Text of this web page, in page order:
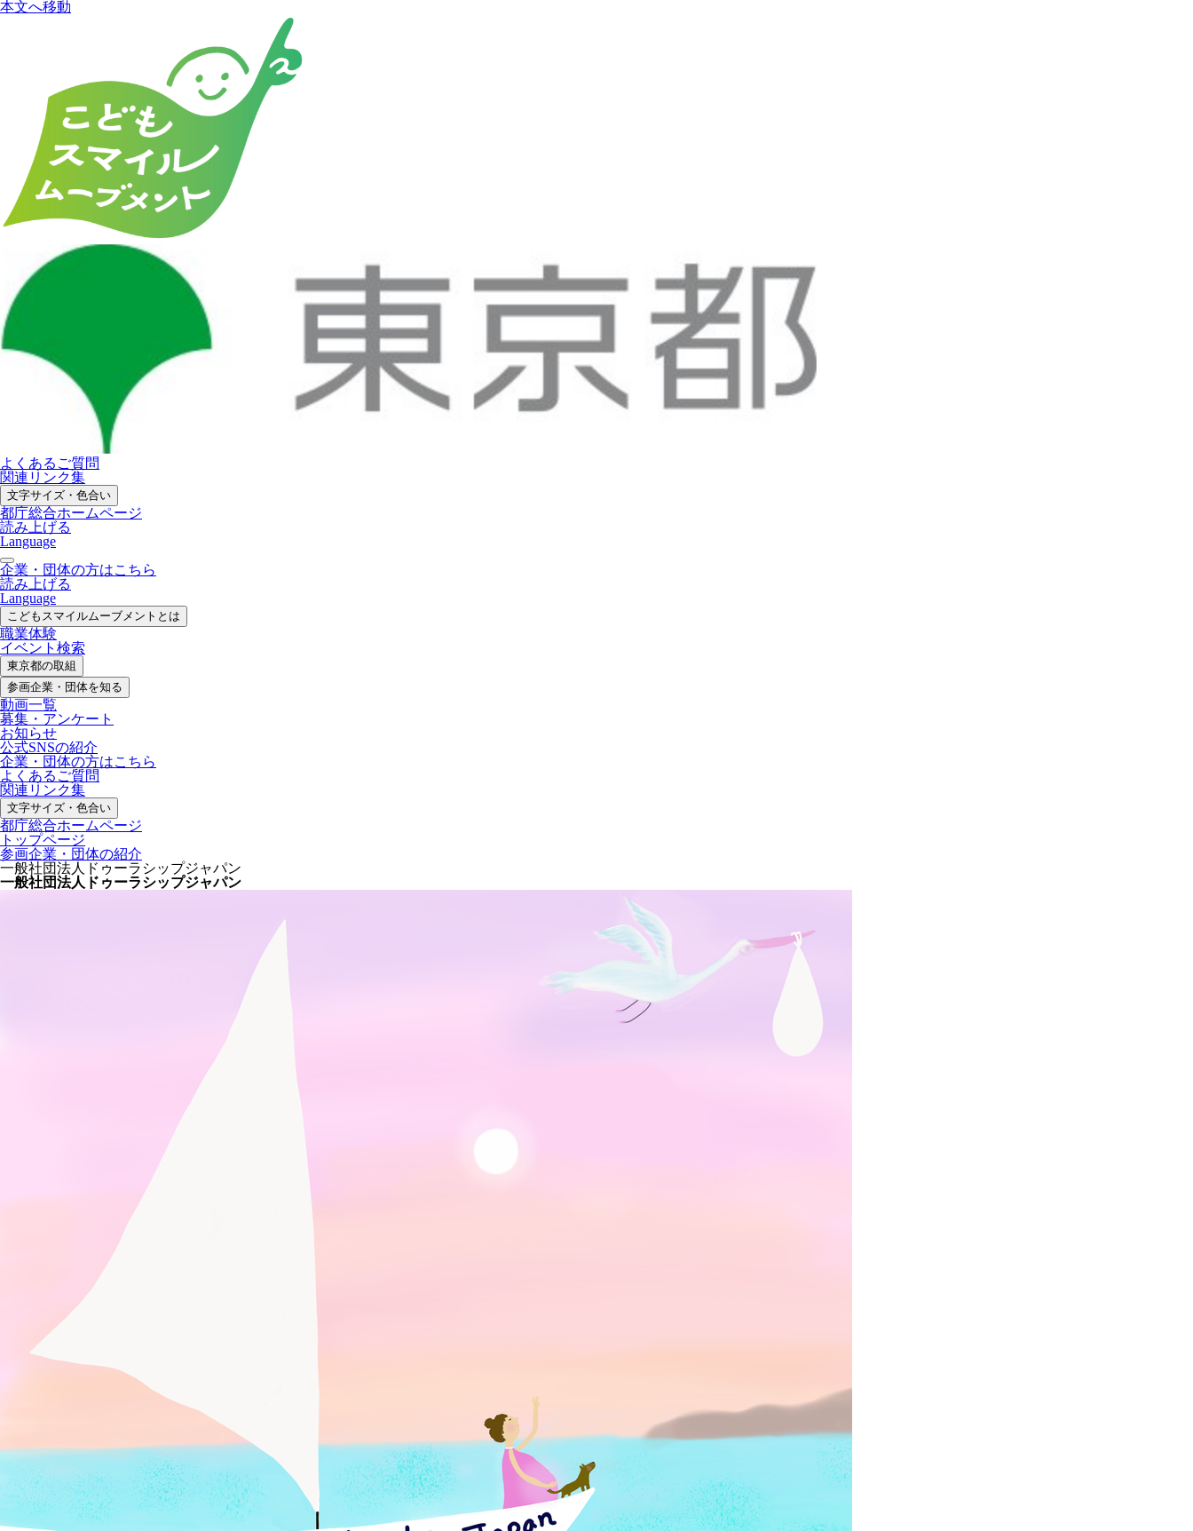
本文へ移動
よくあるご質問
関連リンク集
文字サイズ・色合い
都庁総合ホームページ
読み上げる
Language
企業・団体の方はこちら
読み上げる
Language
こどもスマイルムーブメントとは
職業体験
イベント検索
東京都の取組
参画企業・ 団体を知る
動画一覧
募集・ アンケート
お知らせ
公式SNSの紹介
企業・団体の方はこちら
よくあるご質問
関連リンク集
文字サイズ・色合い
都庁総合ホームページ
トップページ
参画企業・団体の紹介
一般社団法人ドゥーラシップジャパン
一般社団法人ドゥーラシップジャパン